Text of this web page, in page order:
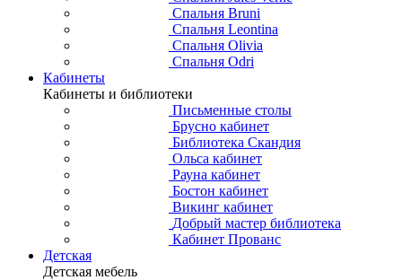
Спальня Bruni
Спальня Leontina
Спальня Olivia
Спальня Odri
Кабинеты
Кабинеты и библиотеки
Письменные столы
Брусно кабинет
Библиотека Скандия
Ольса кабинет
Рауна кабинет
Бостон кабинет
Викинг кабинет
Добрый мастер библиотека
Кабинет Прованс
Детская
Детская мебель